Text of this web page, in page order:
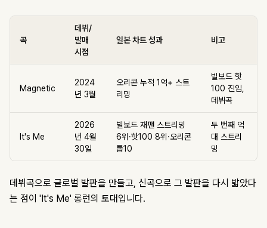
곡
데뷔/
발매
시점
일본 차트 성과 비고
Magnetic
2024
년 3월
오리콘 누적 1억+ 스트
리밍
빌보드 핫
100 진입,
데뷔곡
It's Me
2026
년 4월
30일
빌보드 재팬 스트리밍
6위·핫100 8위·오리콘
톱10
두 번째 억
대 스트리
밍
데뷔곡으로 글로벌 발판을 만들고, 신곡으로 그 발판을 다시 밟았다
는 점이 'It's Me' 롱런의 토대입니다.